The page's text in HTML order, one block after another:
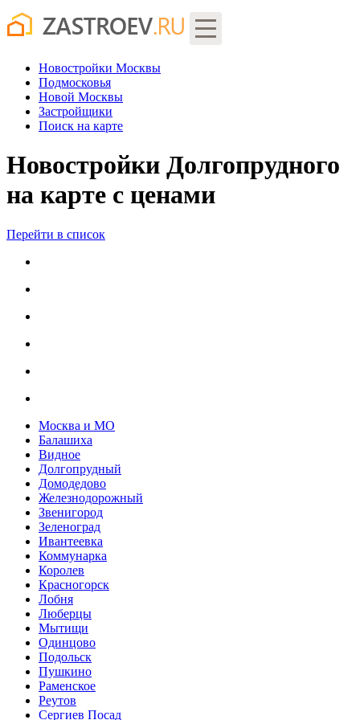
Новостройки Москвы
Подмосковья
Новой Москвы
Застройщики
Поиск на карте
Новостройки Долгопрудного
на карте с ценами
Перейти в список
Москва и МО
Балашиха
Видное
Долгопрудный
Домодедово
Железнодорожный
Звенигород
Зеленоград
Ивантеевка
Коммунарка
Королев
Красногорск
Лобня
Люберцы
Мытищи
Одинцово
Подольск
Пушкино
Раменское
Реутов
Сергиев Посад